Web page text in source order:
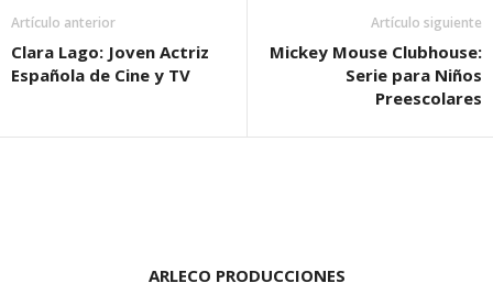
Artículo anterior
Clara Lago: Joven Actriz
Española de Cine y TV
Artículo siguiente
Mickey Mouse Clubhouse:
Serie para Niños
Preescolares
ARLECO PRODUCCIONES